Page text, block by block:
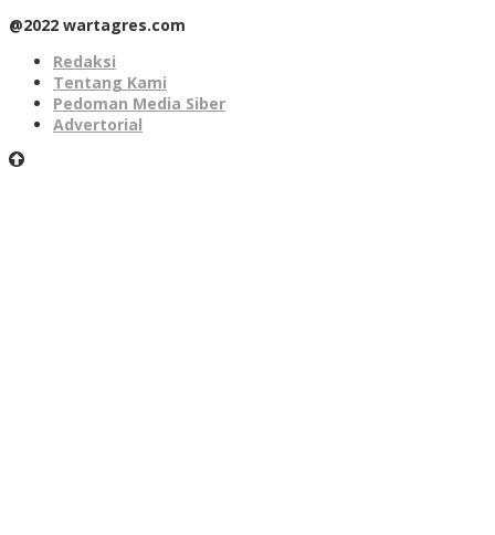
@2022 wartagres.com
Redaksi
Tentang Kami
Pedoman Media Siber
Advertorial